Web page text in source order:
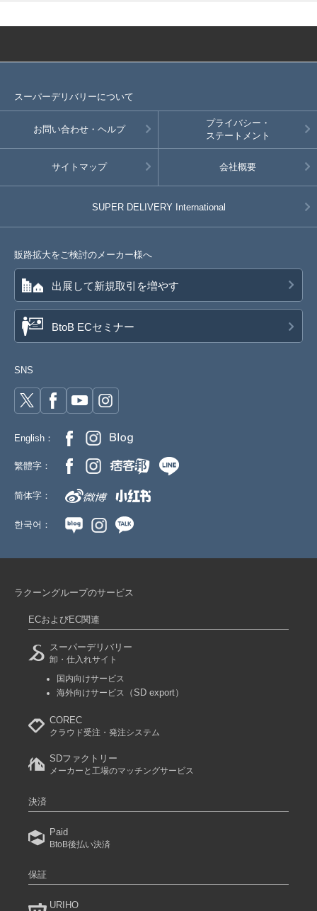
スーパーデリバリーについて
お問い合わせ・ヘルプ
プライバシー・
ステートメント
サイトマップ 会社概要
SUPER DELIVERY International
販路拡大をご検討のメーカー様へ
出展して新規取引を増やす
BtoB ECセミナー
SNS
English：
繁體字：
简体字：
한국어：
ラクーングループのサービス
ECおよびEC関連
スーパーデリバリー
卸・仕入れサイト
国内向けサービス
海外向けサービス
（SD export）
COREC
クラウド受注・発注システム
SDファクトリー
メーカーと工場のマッチングサービス
決済
Paid
BtoB後払い決済
保証
URIHO